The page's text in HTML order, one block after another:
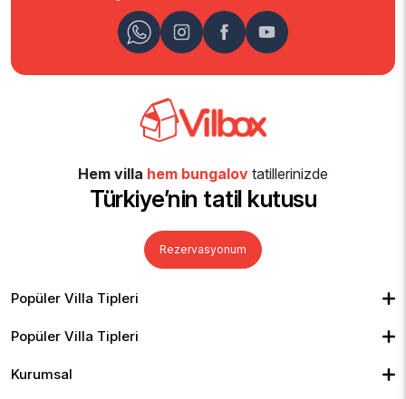
Hem villa hem bungalov tatillerinizde
Türkiye’nin tatil kutusu
Rezervasyonum
Popüler Villa Tipleri
Kiralık Bungalov
Kapalı Havuzlu Villalar
Geniş Ailelere Uygun Villalar
Popüler Villa Tipleri
Denize Yakın Villalar
Kurumsal